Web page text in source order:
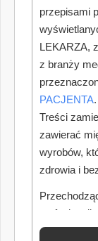
przepisami
LEKARZA,
z branży
PACJENTA.
Treści
zawierać
wyrobów,
zdrowia i
wiedzę